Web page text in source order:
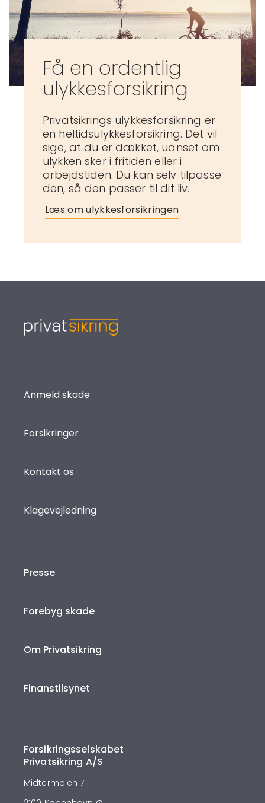
Få en ordentlig
ulykkesforsikring
Privatsikrings ulykkesforsikring er
en heltidsulykkesforsikring. Det vil
sige, at du er dækket, uanset om
ulykken sker i fritiden eller i
arbejdstiden. Du kan selv tilpasse
den, så den passer til dit liv.
Læs om ulykkesforsikringen
Anmeld skade
Forsikringer
Kontakt os
Klagevejledning
Presse
Forebyg skade
Om Privatsikring
Finanstilsynet
Forsikringsselskabet
Privatsikring A/S
Midtermolen 7